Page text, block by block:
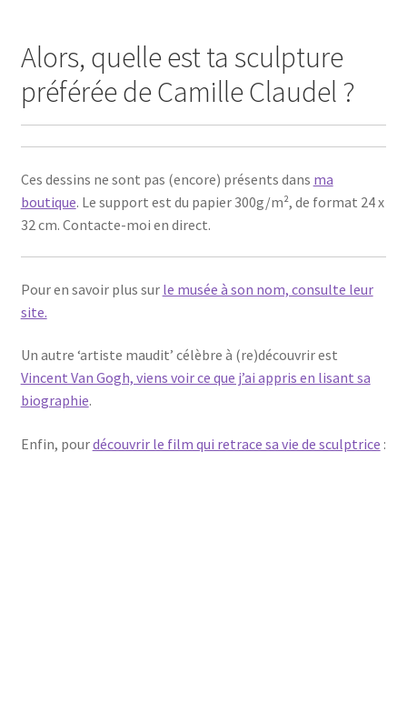
Alors, quelle est ta sculpture
préférée de Camille Claudel ?
Ces dessins ne sont pas (encore) présents dans ma
boutique. Le support est du papier 300g/m², de format 24 x
32 cm. Contacte-moi en direct.
Pour en savoir plus sur le musée à son nom, consulte leur
site.
Un autre ‘artiste maudit’ célèbre à (re)découvrir est
Vincent Van Gogh, viens voir ce que j’ai appris en lisant sa
biographie.
Enfin, pourdécouvrir le film qui retrace sa vie de sculptrice :